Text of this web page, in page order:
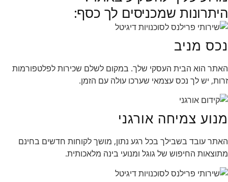
היתרונות שמכניסים לך כסף:
נכס מניב
האתר הוא הבית העסקי שלך. במקום לשלם שכירות לפלטפורמות
זרות, יש לך נכס עצמאי שערכו עולה עם הזמן.
מנוע צמיחה אורגני
האתר עובד בשבילך בכל רגע נתון, מושך לקוחות חדשים בחינם
מתוצאות החיפוש של גוגל ומנועי בינה מלאכותית.